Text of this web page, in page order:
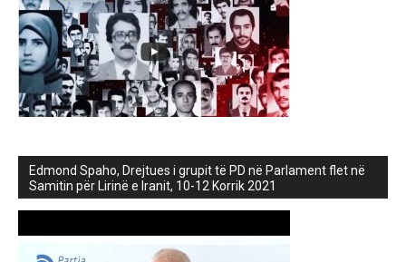
Edmond Spaho, Drejtues i grupit të PD në Parlament flet në
Samitin për Lirinë e Iranit, 10-12 Korrik 2021